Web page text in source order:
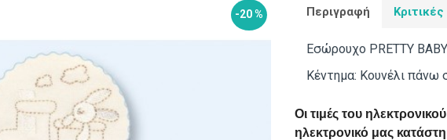
-20 % Περιγραφή Κριτικές
Εσώρουχο PRETTY
Κέντημα: Κουνέλι πάνω
Οι τιμές του
ηλεκτρονικό μας